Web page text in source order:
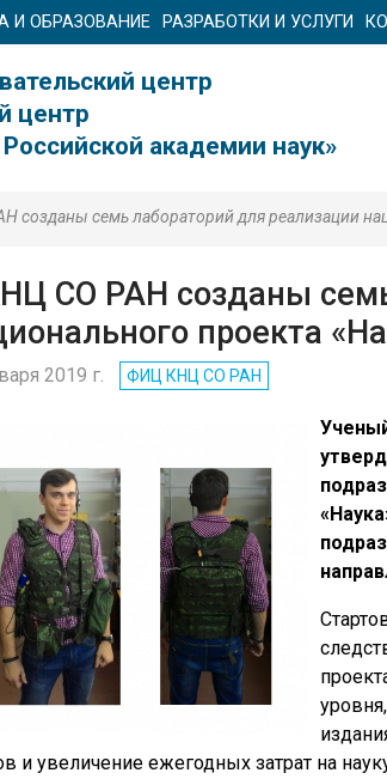
И ОБРАЗОВАНИЕ РАЗРАБОТКИ И УСЛУГИ
центр
центр
академии наук»
созданы семь лабораторий для реализации
СО РАН созданы
проекта
2019 г. ФИЦ КНЦ CO РАН
и увеличение ежегодных затрат на